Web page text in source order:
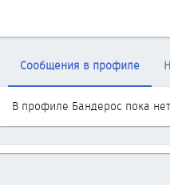
Сообщения в профиле
В профиле Бандерос пока